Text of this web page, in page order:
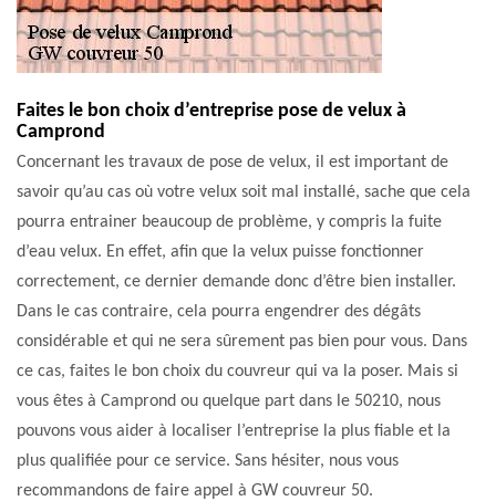
Faites le bon choix d’entreprise pose de velux à
Camprond
Concernant les travaux de pose de velux, il est important de
savoir qu’au cas où votre velux soit mal installé, sache que cela
pourra entrainer beaucoup de problème, y compris la fuite
d’eau velux. En effet, afin que la velux puisse fonctionner
correctement, ce dernier demande donc d’être bien installer.
Dans le cas contraire, cela pourra engendrer des dégâts
considérable et qui ne sera sûrement pas bien pour vous. Dans
ce cas, faites le bon choix du couvreur qui va la poser. Mais si
vous êtes à Camprond ou quelque part dans le 50210, nous
pouvons vous aider à localiser l’entreprise la plus fiable et la
plus qualifiée pour ce service. Sans hésiter, nous vous
recommandons de faire appel à GW couvreur 50.